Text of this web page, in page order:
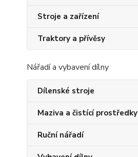
Stroje a zařízení
Traktory a přívěsy
Nářadí a vybavení dílny
Dílenské stroje
Maziva a čistící prostředky
Ruční nářadí